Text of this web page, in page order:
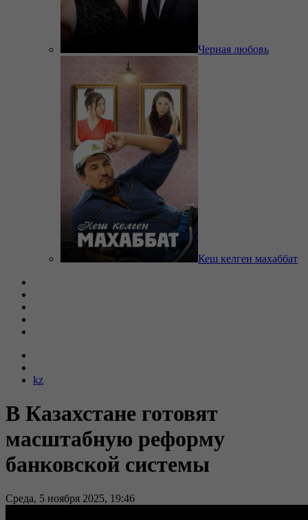
Черная любовь
Кеш келген махаббат
kz
В Казахстане готовят
масштабную реформу
банковской системы
Среда, 5 ноября 2025, 19:46